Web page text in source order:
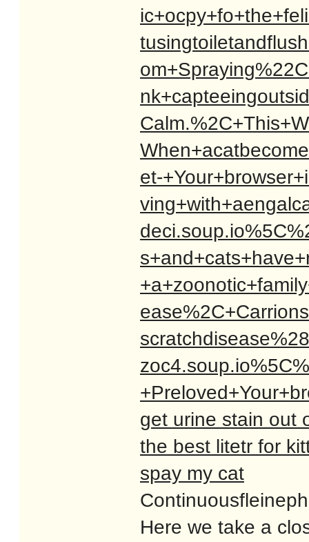
et-
get urine stain out
the best litetr for
spay my cat
Here we take a